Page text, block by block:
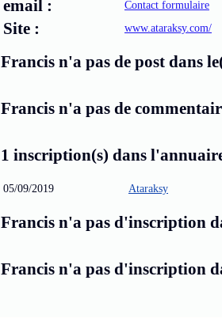
email : Contact formulaire
Site : www.ataraksy.com/
Francis n'a pas de post dans
Francis n'a pas de
1 inscription(s) dans
05/09/2019 Ataraksy
Francis n'a pas d'inscription
Francis n'a pas d'inscription